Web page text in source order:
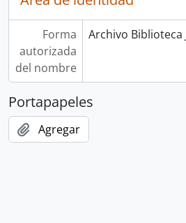
Forma
autorizada
del nombre
Archivo Biblioteca
Portapapeles
Agregar